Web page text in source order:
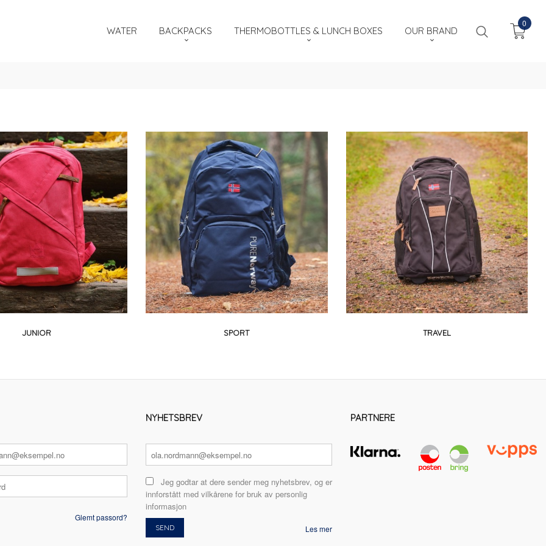
WATER BACKPACKS THERMOBOTTLES & LUNCH BOXES OUR BRAND
0
JUNIOR SPORT TRAVEL
Glemt passord?
NYHETSBREV
Jeg godtar at dere sender meg nyhetsbrev, og er
innforstått med vilkårene for bruk av personlig
informasjon
Les mer
PARTNERE